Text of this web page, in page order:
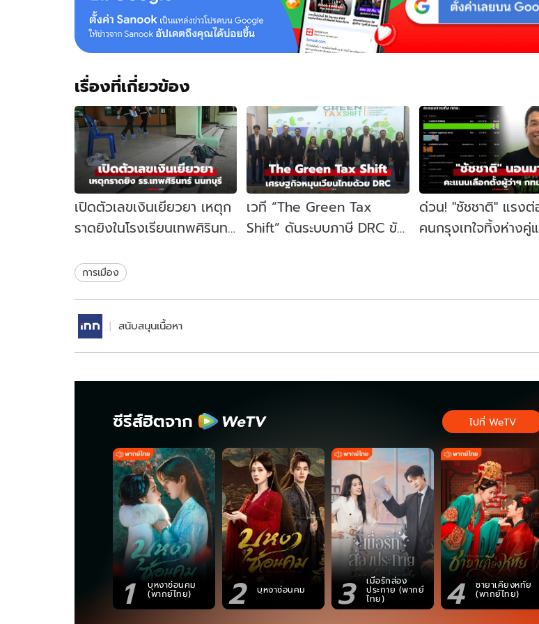
เรื่องที่เกี่ยวข้อง
เปิดตัวเลขเงินเยียวยา เหตุก
ราดยิงในโรงเรียนเทพศิรินทร์
เวที “The Green Tax
Shift” ดันระบบภาษี DRC ขับ
ด่วน! "ชัชชาติ" แรงต่
คนกรุงเทใจทิ้งห่างคู่
การเมือง
สนับสนุนเนื้อหา
ซีรีส์ฮิตจาก
1 บุหงาซ่อนคม
(พากย์ไทย) 2 บุหงาซ่อนคม 3 เมื่อรักส่อง
ประกาย (พากย์
ไทย) 4 ชายาเคียงหทัย
(พากย์ไทย)
ไปที่ WeTV